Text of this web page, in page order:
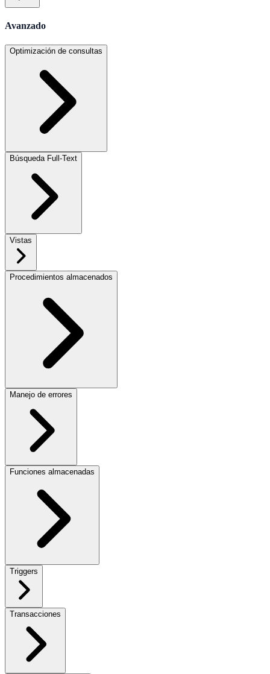
Avanzado
Optimización de consultas
Búsqueda Full-Text
Vistas
Procedimientos almacenados
Manejo de errores
Funciones almacenadas
Triggers
Transacciones